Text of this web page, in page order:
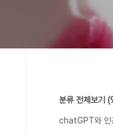
분류 전체보기
chatGPT와 인